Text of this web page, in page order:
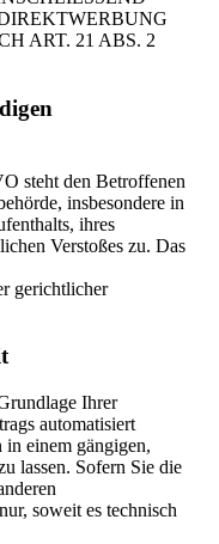
ART. 21 ABS. 2
steht den Betroffenen
insbesondere in
ihres
Verstoßes zu. Das
gerichtlicher
Ihrer
automatisiert
in einem gängigen,
lassen. Sofern Sie die
soweit es technisch